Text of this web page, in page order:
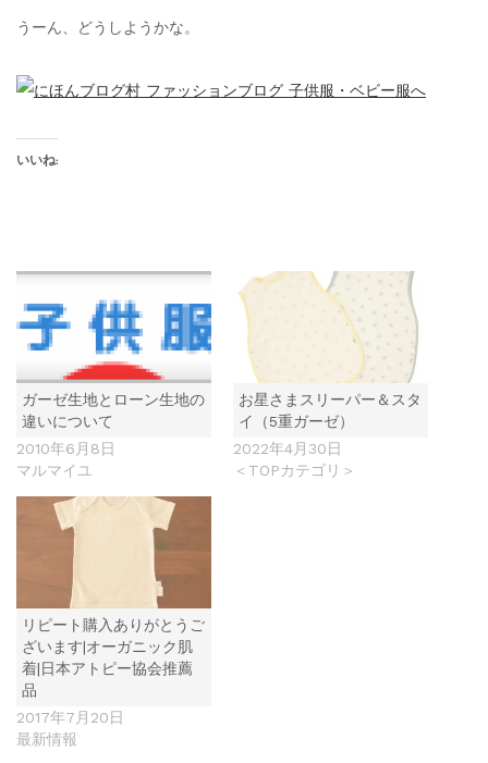
うーん、どうしようかな。
いいね:
ガーゼ生地とローン生地の
違いについて
2010年6月8日
マルマイユ
お星さまスリーパー＆スタ
イ（5重ガーゼ）
2022年4月30日
＜TOPカテゴリ＞
リピート購入ありがとうご
ざいます|オーガニック肌
着|日本アトピー協会推薦
品
2017年7月20日
最新情報